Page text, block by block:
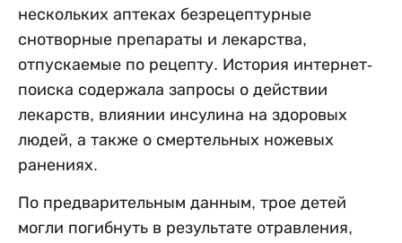
нескольких аптеках безрецептурные
снотворные препараты и лекарства,
отпускаемые по рецепту. История интернет-
поиска содержала запросы о действии
лекарств, влиянии инсулина на здоровых
людей, а также о смертельных ножевых
ранениях.
По предварительным данным, трое детей
могли погибнуть в результате отравления,